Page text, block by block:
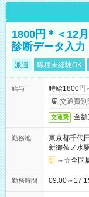
1800円＊＜12
診断データ入力
派遣 職種未経験OK
給与
時給1800円
交通費別
交通費 全
勤務地
東京都千代
新御茶ノ水
～☆全国
勤務時間 09:00～